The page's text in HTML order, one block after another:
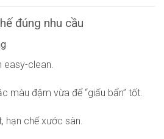
đúng nhu cầu
easy-clean.
màu đậm vừa để “giấu bẩn” tốt.
hạn chế xước sàn.